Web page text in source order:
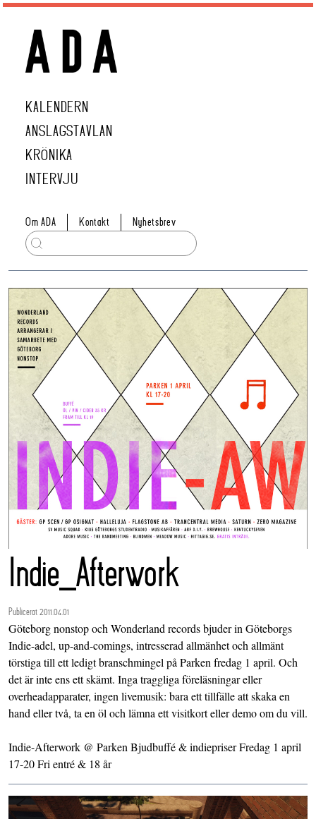
KALENDERN
ANSLAGSTAVLAN
KRÖNIKA
INTERVJU
Om ADA Kontakt Nyhetsbrev
Indie_Afterwork
Publicerat 2011.04.01
Göteborg nonstop och Wonderland records bjuder in Göteborgs
Indie-adel, up-and-comings, intresserad allmänhet och allmänt
törstiga till ett ledigt branschmingel på Parken fredag 1 april. Och
det är inte ens ett skämt. Inga traggliga föreläsningar eller
overheadapparater, ingen livemusik: bara ett tillfälle att skaka en
hand eller två, ta en öl och lämna ett visitkort eller demo om du vill.
Indie-Afterwork @ Parken Bjudbuffé & indiepriser Fredag 1 april
17-20 Fri entré & 18 år